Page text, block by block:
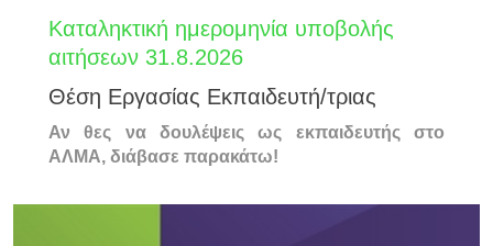
Καταληκτική ημερομηνία υποβολής
αιτήσεων 31.8.2026
Θέση Εργασίας Εκπαιδευτή/τριας
Αν θες να δουλέψεις ως εκπαιδευτής στο
ΑΛΜΑ, διάβασε παρακάτω!